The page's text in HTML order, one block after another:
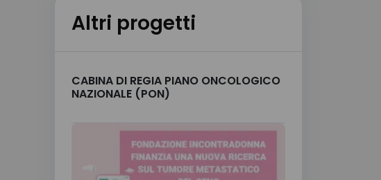
Altri progetti
CABINA DI REGIA PIANO ONCOLOGICO
NAZIONALE (PON)